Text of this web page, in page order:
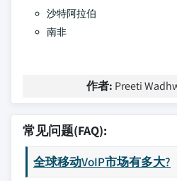
沙特阿拉伯
南非
作者: Preeti
常见问题(FAQ):
全球移动VoIP市场有多大?